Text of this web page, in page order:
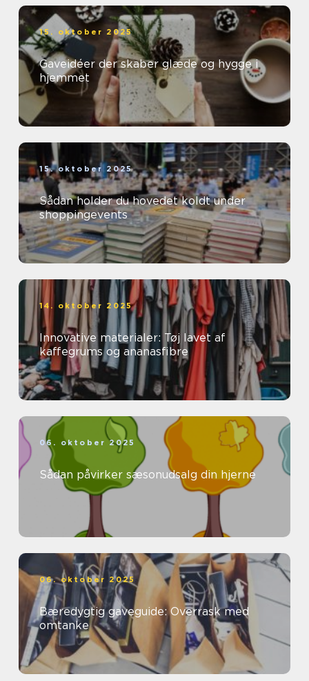
15. oktober 2025
Gaveidéer der skaber glæde og hygge i
hjemmet
15. oktober 2025
Sådan holder du hovedet koldt under
shoppingevents
14. oktober 2025
Innovative materialer: Tøj lavet af
kaffegrums og ananasfibre
06. oktober 2025
Sådan påvirker sæsonudsalg din hjerne
06. oktober 2025
Bæredygtig gaveguide: Overrask med
omtanke